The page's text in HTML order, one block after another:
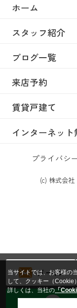
ホーム
スタッフ紹介
ブログ一覧
来店予約
賃貸戸建て
インターネット
プライバシ
(c) 株式会
メール
ト
当サイトでは、お客様の
して、クッキー（Cookie
詳しくは、当社の「